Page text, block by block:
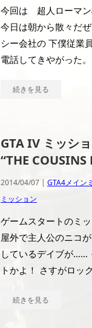
今回は 超人ローマン
今日は朝から散々だ
シー会社の 下僕従業
電話してきやがった
続きを見る
GTA IV ミッシ
“THE COUSINS
2014/04/07 | GTA4メイン
ミッション
ゲームスタートのミ
屋外で主人公のニコ
しているデイブが……
トかよ！ さすがロッ
続きを見る